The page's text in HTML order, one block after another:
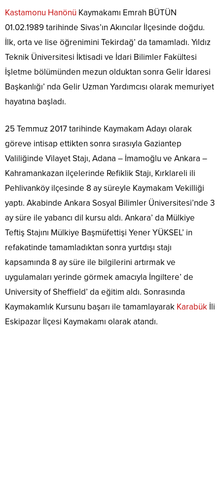
Kastamonu Hanönü Kaymakamı Emrah BÜTÜN
01.02.1989 tarihinde Sivas’ın Akıncılar İlçesinde doğdu.
İlk, orta ve lise öğrenimini Tekirdağ’ da tamamladı. Yıldız
Teknik Üniversitesi İktisadi ve İdari Bilimler Fakültesi
İşletme bölümünden mezun olduktan sonra Gelir İdaresi
Başkanlığı’ nda Gelir Uzman Yardımcısı olarak memuriyet
hayatına başladı.
25 Temmuz 2017 tarihinde Kaymakam Adayı olarak
göreve intisap ettikten sonra sırasıyla Gaziantep
Valiliğinde Vilayet Stajı, Adana – İmamoğlu ve Ankara –
Kahramankazan ilçelerinde Refiklik Stajı, Kırklareli ili
Pehlivanköy ilçesinde 8 ay süreyle Kaymakam Vekilliği
yaptı. Akabinde Ankara Sosyal Bilimler Üniversitesi’nde 3
ay süre ile yabancı dil kursu aldı. Ankara’ da Mülkiye
Teftiş Stajını Mülkiye Başmüfettişi Yener YÜKSEL’ in
refakatinde tamamladıktan sonra yurtdışı stajı
kapsamında 8 ay süre ile bilgilerini artırmak ve
uygulamaları yerinde görmek amacıyla İngiltere’ de
University of Sheffield’ da eğitim aldı. Sonrasında
Kaymakamlık Kursunu başarı ile tamamlayarak Karabük İli
Eskipazar İlçesi Kaymakamı olarak atandı.